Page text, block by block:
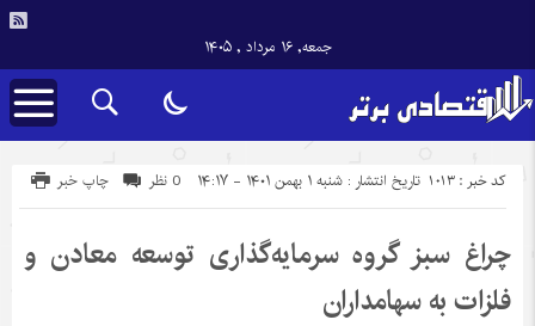
جمعه, ۱۶ مرداد , ۱۴۰۵
تاریخ انتشار : شنبه ۱ بهمن ۱۴۰۱ - ۱۴:۱۷ کد خبر : 1013 چاپ خبر 0 نظر
چراغ سبز گروه سرمایه‌گذاری توسعه معادن و
فلزات به سهامداران